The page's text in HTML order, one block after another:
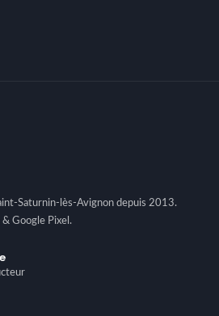
Saturnin-lès-Avignon depuis 2013.
& Google Pixel.